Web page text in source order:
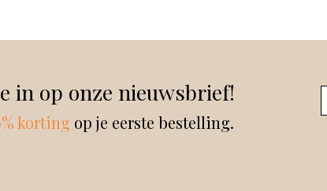
in op onze nieuwsbrief!
korting op je eerste bestelling.